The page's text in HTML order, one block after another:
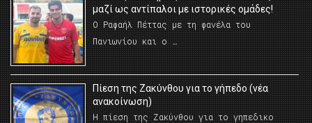
μαζί ως αντίπαλοι με ιστορικές ομάδες!
Ο Ραφαήλ Πέττας με τη φανέλα του
Πανιωνίου και ο …
Πίεση της Ζακύνθου για το γήπεδο (νέα
ανακοίνωση)
Η πίεση της Ζακύνθου για το γηπεδικο